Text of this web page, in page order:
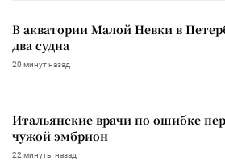
В акватории Малой Невки в
два судна
20 минут назад
Итальянские врачи по ошибке
чужой эмбрион
22 минуты назад